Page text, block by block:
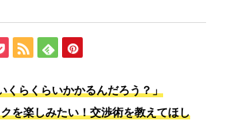
くらくらいかかるんだろう？」
を楽しみたい！交渉術を教えてほし